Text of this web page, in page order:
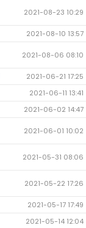
2021-08-23 10:29
2021-08-10 13:57
2021-08-06 08:10
2021-06-21 17:25
2021-06-11 13:41
2021-06-02 14:47
2021-06-01 10:02
2021-05-31 08:06
2021-05-22 17:26
2021-05-17 17:49
2021-05-14 12:04